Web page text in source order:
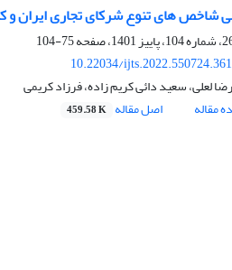
شاخص های تنوع شرکای تجاری ایران و
75-104
10.22034/
لعلی، سعید دائی کریم زاده، فرزاد کریمی
مقاله
اصل مقاله 459.58 K